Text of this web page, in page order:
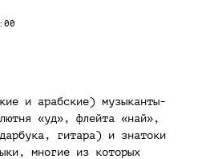
и арабские) музыканты-
«уд», флейта «най»,
гитара) и знатоки
многие из которых